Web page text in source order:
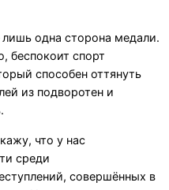
одна сторона медали.
беспокоит спорт
способен оттянуть
из подворотен и
что у нас
среди
совершённых в